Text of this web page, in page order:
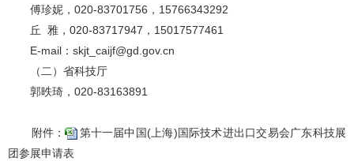
傅珍妮，020-83701756，15766343292
丘 雅，020-83717947，15017577461
E-mail：skjt_caijf@gd.gov.cn
（二）省科技厅
郭昳琦，020-83163891
附件：
第十一届中国(上海)国际技术进出口交易会广东科技展
团参展申请表